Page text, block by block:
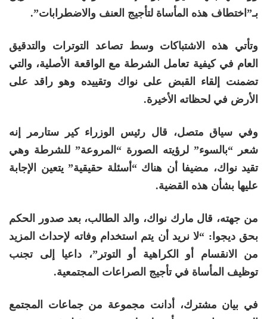
بـ”اختطاف هذه المأساة لتأجيج العنف والاضطرابات”.
وتأتي هذه الاشتباكات وسط تصاعد التوترات والتدقيق
العام في كيفية تعامل الشرطة مع الواقعة الأصلية، والتي
تضمنت إلقاء القبض على نواك وتقييده وهو راقد على
الأرض في لحظاته الأخيرة.
وفي سياق متصل، قال رئيس الوزراء كير ستارمر إنه
شعر “بالسوء” لرؤيته الصورة “المروعة” للشرطة وهي
تقيد نواك، مضيفا أن هناك “أسئلة حقيقية” يتعين الإجابة
عليها بشأن هذه القضية.
من جهته، قال مارك نواك، والد الطالب، بعد صدور الحكم
بحق ديجوا: “لا نريد أن يتم استخدام وفاته لإحداث المزيد
من الانقسام أو الكراهية أو التوتر”، داعيا إلى تجنب
توظيف المأساة في تأجيج الصراعات المجتمعية.
في بيان مشترك، أدانت مجموعة من جماعات المجتمع